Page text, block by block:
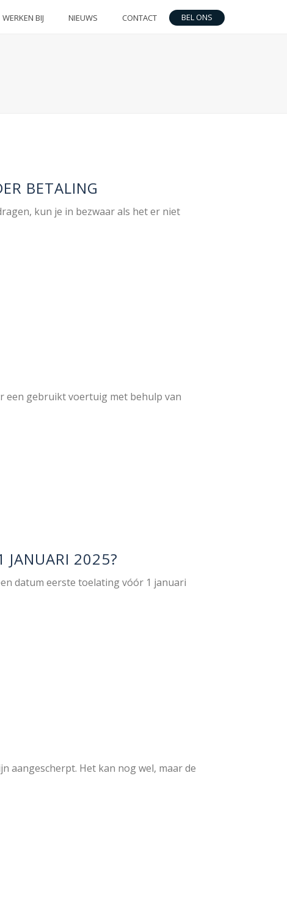
WERKEN BIJ NIEUWS CONTACT BEL ONS
BETALING
kun je in bezwaar als het er niet
een gebruikt voertuig met behulp van
JANUARI 2025?
datum eerste toelating vóór 1 januari
aangescherpt. Het kan nog wel, maar de